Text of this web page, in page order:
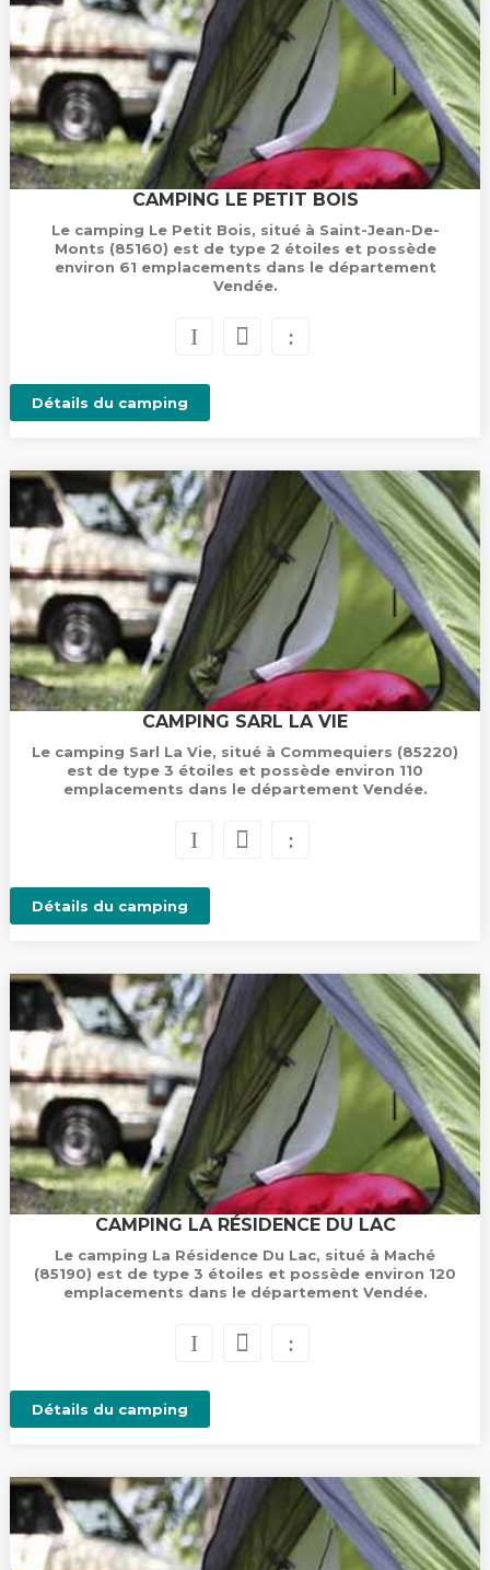
CAMPING LE PETIT BOIS
Le camping Le Petit Bois, situé à Saint-Jean-De-
Monts (85160) est de type 2 étoiles et possède
environ 61 emplacements dans le département
Vendée.
Détails du camping
CAMPING SARL LA VIE
Le camping Sarl La Vie, situé à Commequiers (85220)
est de type 3 étoiles et possède environ 110
emplacements dans le département Vendée.
Détails du camping
CAMPING LA RÉSIDENCE DU LAC
Le camping La Résidence Du Lac, situé à Maché
(85190) est de type 3 étoiles et possède environ 120
emplacements dans le département Vendée.
Détails du camping